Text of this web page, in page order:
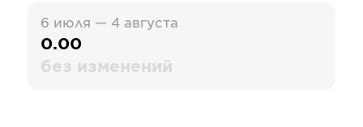
6 июля — 4 августа
0.00
без изменений